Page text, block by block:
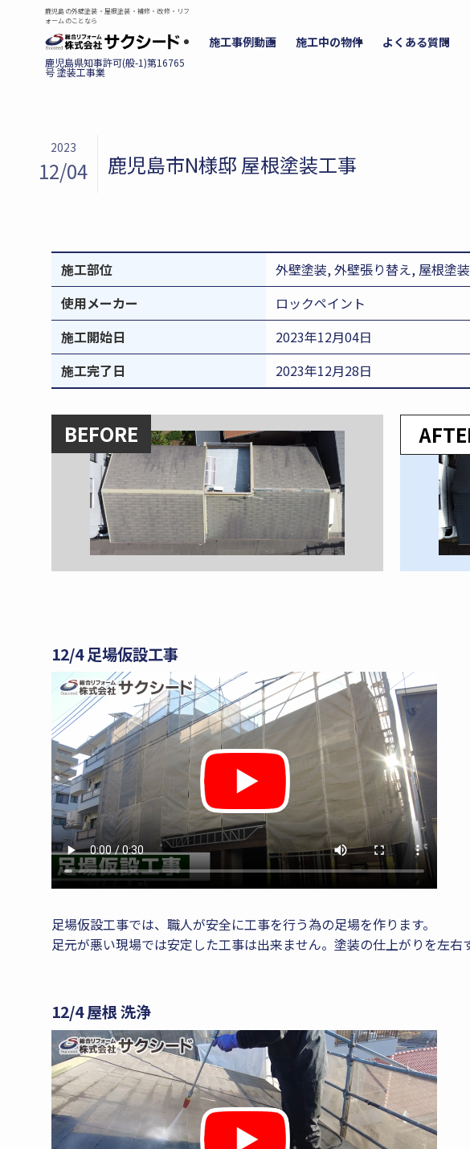
鹿児島の外壁塗装・屋根塗装・補修・改修・リフ
ォームのことなら
施工事例動画 施工中の物件 よくある質問
鹿児島市N様邸 屋根塗装工事
2023
12/04
施工部位
外壁塗装, 外壁張り替え, 屋根塗装
使用メーカー
ロックペイント
施工開始日
2023年12月04日
施工完了日
2023年12月28日
BEFORE
12/4 足場仮設工事
足場仮設工事では、職人が安全に工事を行う為の足場を作ります。
足元が悪い現場では安定した工事は出来ません。塗装の仕上がりを左右
12/4 屋根 洗浄